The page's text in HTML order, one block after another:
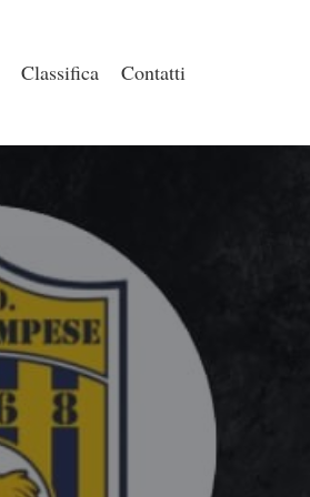
Classifica Contatti